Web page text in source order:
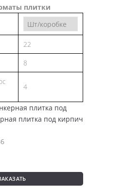
плитки
22
8
4
плитка под
плитка под кирпич